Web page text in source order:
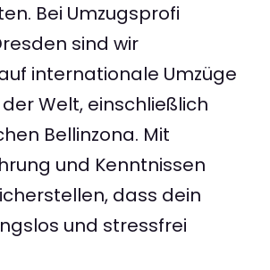
Bei Umzugsprofi
sind wir
internationale Umzüge
Welt, einschließlich
Bellinzona. Mit
und Kenntnissen
dass dein
und stressfrei